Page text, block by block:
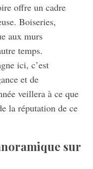
offre un cadre
Boiseries,
aux murs
temps.
ici, c’est
et de
veillera à ce que
la réputation de ce
sur